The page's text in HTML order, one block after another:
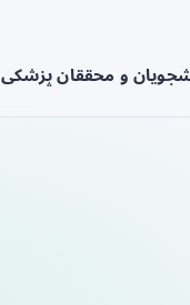
و محققان پزشکی